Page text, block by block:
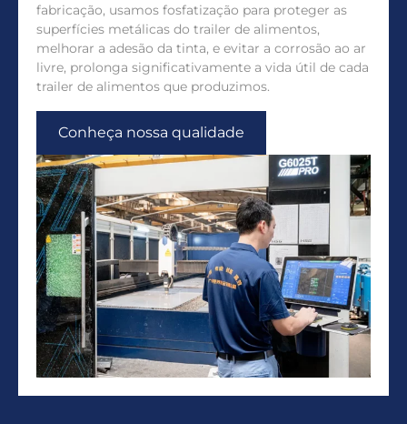
fabricação, usamos fosfatização para proteger as
superfícies metálicas do trailer de alimentos,
melhorar a adesão da tinta, e evitar a corrosão ao ar
livre, prolonga significativamente a vida útil de cada
trailer de alimentos que produzimos.
Conheça nossa qualidade